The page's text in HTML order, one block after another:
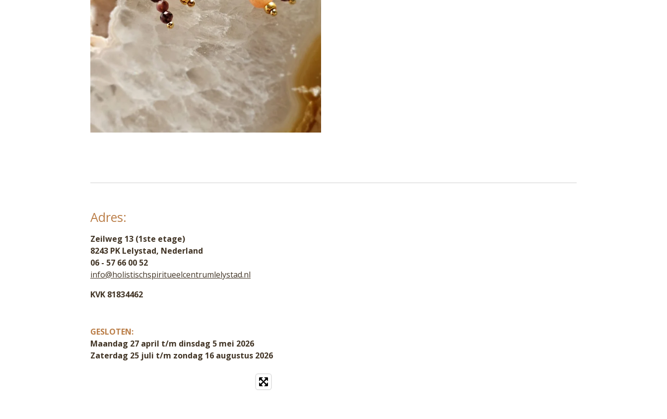
Adres:
Zeilweg 13 (1ste etage)
8243 PK Lelystad, Nederland
06 - 57 66 00 52
info@holistischspiritueelcentrumlelystad.nl
KVK 81834462
GESLOTEN:
Maandag 27 april t/m dinsdag 5 mei 2026
Zaterdag 25 juli t/m zondag 16 augustus 2026